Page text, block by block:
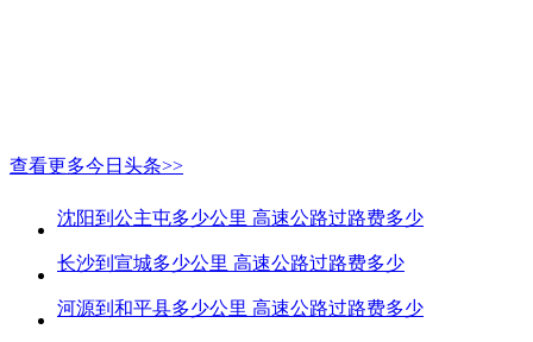
查看更多今日头条>>
沈阳到公主屯多少公里 高速公路过路费多少
长沙到宣城多少公里 高速公路过路费多少
河源到和平县多少公里 高速公路过路费多少